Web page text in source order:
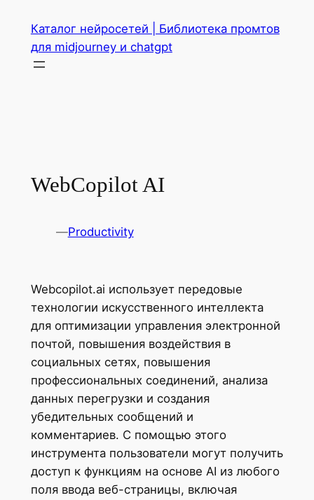
содержимому
Каталог нейросетей | Библиотека промтов
для midjourney и chatgpt
WebCopilot AI
—Productivity
Webcopilot.ai использует передовые
технологии искусственного интеллекта
для оптимизации управления электронной
почтой, повышения воздействия в
социальных сетях, повышения
профессиональных соединений, анализа
данных перегрузки и создания
убедительных сообщений и
комментариев. С помощью этого
инструмента пользователи могут получить
доступ к функциям на основе AI из любого
поля ввода веб-страницы, включая